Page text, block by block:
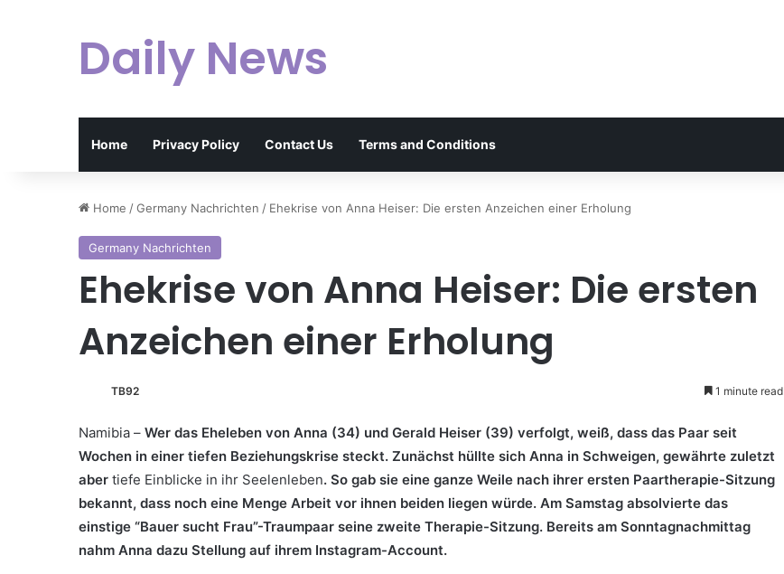
Daily News
Home Privacy Policy Contact Us Terms and Conditions
Home /Germany Nachrichten / Ehekrise von Anna Heiser: Die ersten Anzeichen einer Erholung
Germany Nachrichten
Ehekrise von Anna Heiser: Die ersten
Anzeichen einer Erholung
TB92 1 minute read
Namibia – Wer das Eheleben von Anna (34) und Gerald Heiser (39) verfolgt, weiß, dass das Paar seit
Wochen in einer tiefen Beziehungskrise steckt. Zunächst hüllte sich Anna in Schweigen, gewährte zuletzt
aber tiefe Einblicke in ihr Seelenleben. So gab sie eine ganze Weile nach ihrer ersten Paartherapie-Sitzung
bekannt, dass noch eine Menge Arbeit vor ihnen beiden liegen würde. Am Samstag absolvierte das
einstige “Bauer sucht Frau”-Traumpaar seine zweite Therapie-Sitzung. Bereits am Sonntagnachmittag
nahm Anna dazu Stellung auf ihrem Instagram-Account.